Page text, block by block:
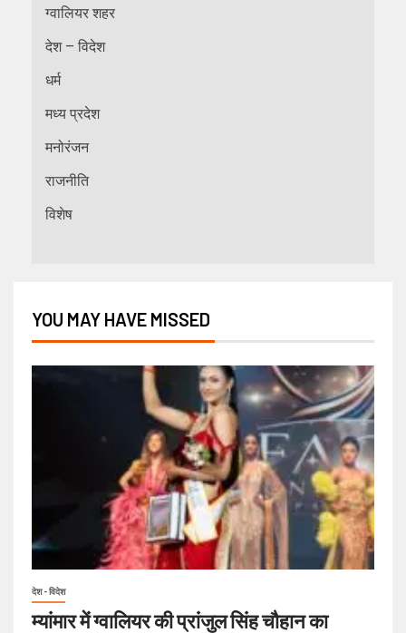
ग्वालियर शहर
देश – विदेश
धर्म
मध्य प्रदेश
मनोरंजन
राजनीति
विशेष
YOU MAY HAVE MISSED
देश - विदेश
म्यांमार में ग्वालियर की प्रांजुल सिंह चौहान का